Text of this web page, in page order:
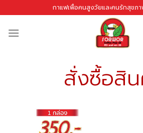
to
content
กาแฟเพื่อคนสูงวัยและคนรักสุขภา
สั่งซื้อสิน